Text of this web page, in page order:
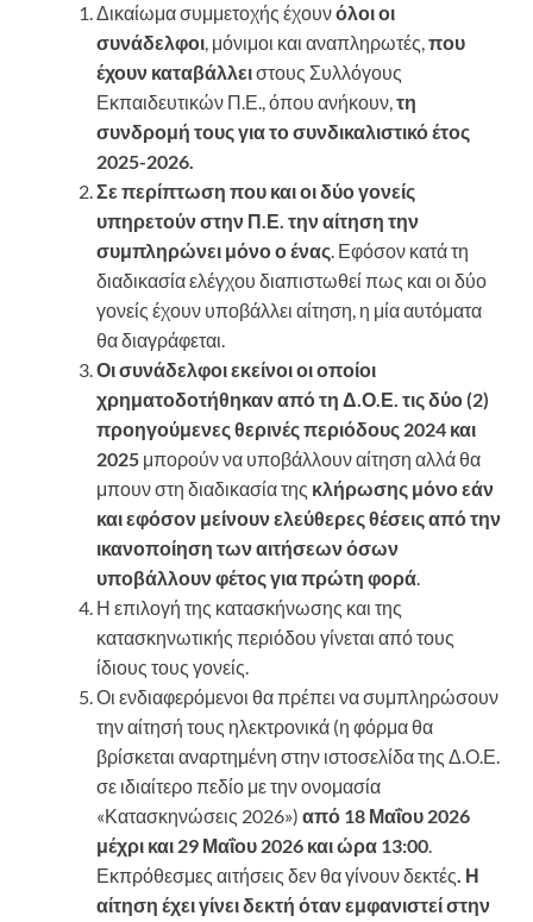
Δικαίωμα συμμετοχής έχουνόλοι οι
συνάδελφοι, μόνιμοι και αναπληρωτές,που
έχουν καταβάλλειστους Συλλόγους
Εκπαιδευτικών Π.Ε., όπου ανήκουν,τη
συνδρομή τους για το συνδικαλιστικό έτος
2025-2026.
Σε περίπτωση που και οι δύο γονείς
υπηρετούν στην Π.Ε. την αίτηση την
συμπληρώνει μόνο ο ένας. Εφόσον κατά τη
διαδικασία ελέγχου διαπιστωθεί πως και οι δύο
γονείς έχουν υποβάλλει αίτηση, η μία αυτόματα
θα διαγράφεται.
Οι συνάδελφοι εκείνοι οι οποίοι
χρηματοδοτήθηκαν από τη Δ.Ο.Ε. τις δύο (2)
προηγούμενες θερινές περιόδους 2024 και
2025 μπορούν να υποβάλλουν αίτηση αλλά θα
μπουν στη διαδικασία της κλήρωσης μόνο εάν
και εφόσον μείνουν ελεύθερες θέσεις από την
ικανοποίηση των αιτήσεων όσων
υποβάλλουν φέτος για πρώτη φορά.
Η επιλογή της κατασκήνωσης και της
κατασκηνωτικής περιόδου γίνεται από τους
ίδιους τους γονείς.
Οι ενδιαφερόμενοι θα πρέπει να συμπληρώσουν
την αίτησή τους ηλεκτρονικά (η φόρμα θα
βρίσκεται αναρτημένη στην ιστοσελίδα της Δ.Ο.Ε.
σε ιδιαίτερο πεδίο με την ονομασία
«Κατασκηνώσεις 2026») από 18 Μαΐου 2026
μέχρι και 29 Μαΐου 2026 και ώρα 13:00.
Εκπρόθεσμες αιτήσεις δεν θα γίνουν δεκτές. Η
αίτηση έχει γίνει δεκτή όταν εμφανιστεί στην